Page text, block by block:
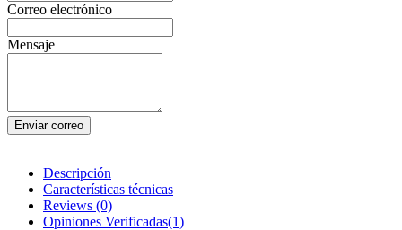
Correo electrónico
Mensaje
Enviar correo
Descripción
Características técnicas
Reviews (0)
Opiniones Verificadas(1)